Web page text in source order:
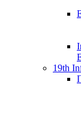
19th